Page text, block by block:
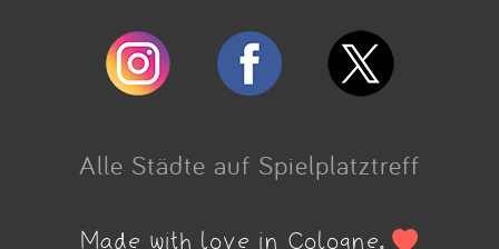
Alle Städte auf Spielplatztreff
Made with love in Cologne.